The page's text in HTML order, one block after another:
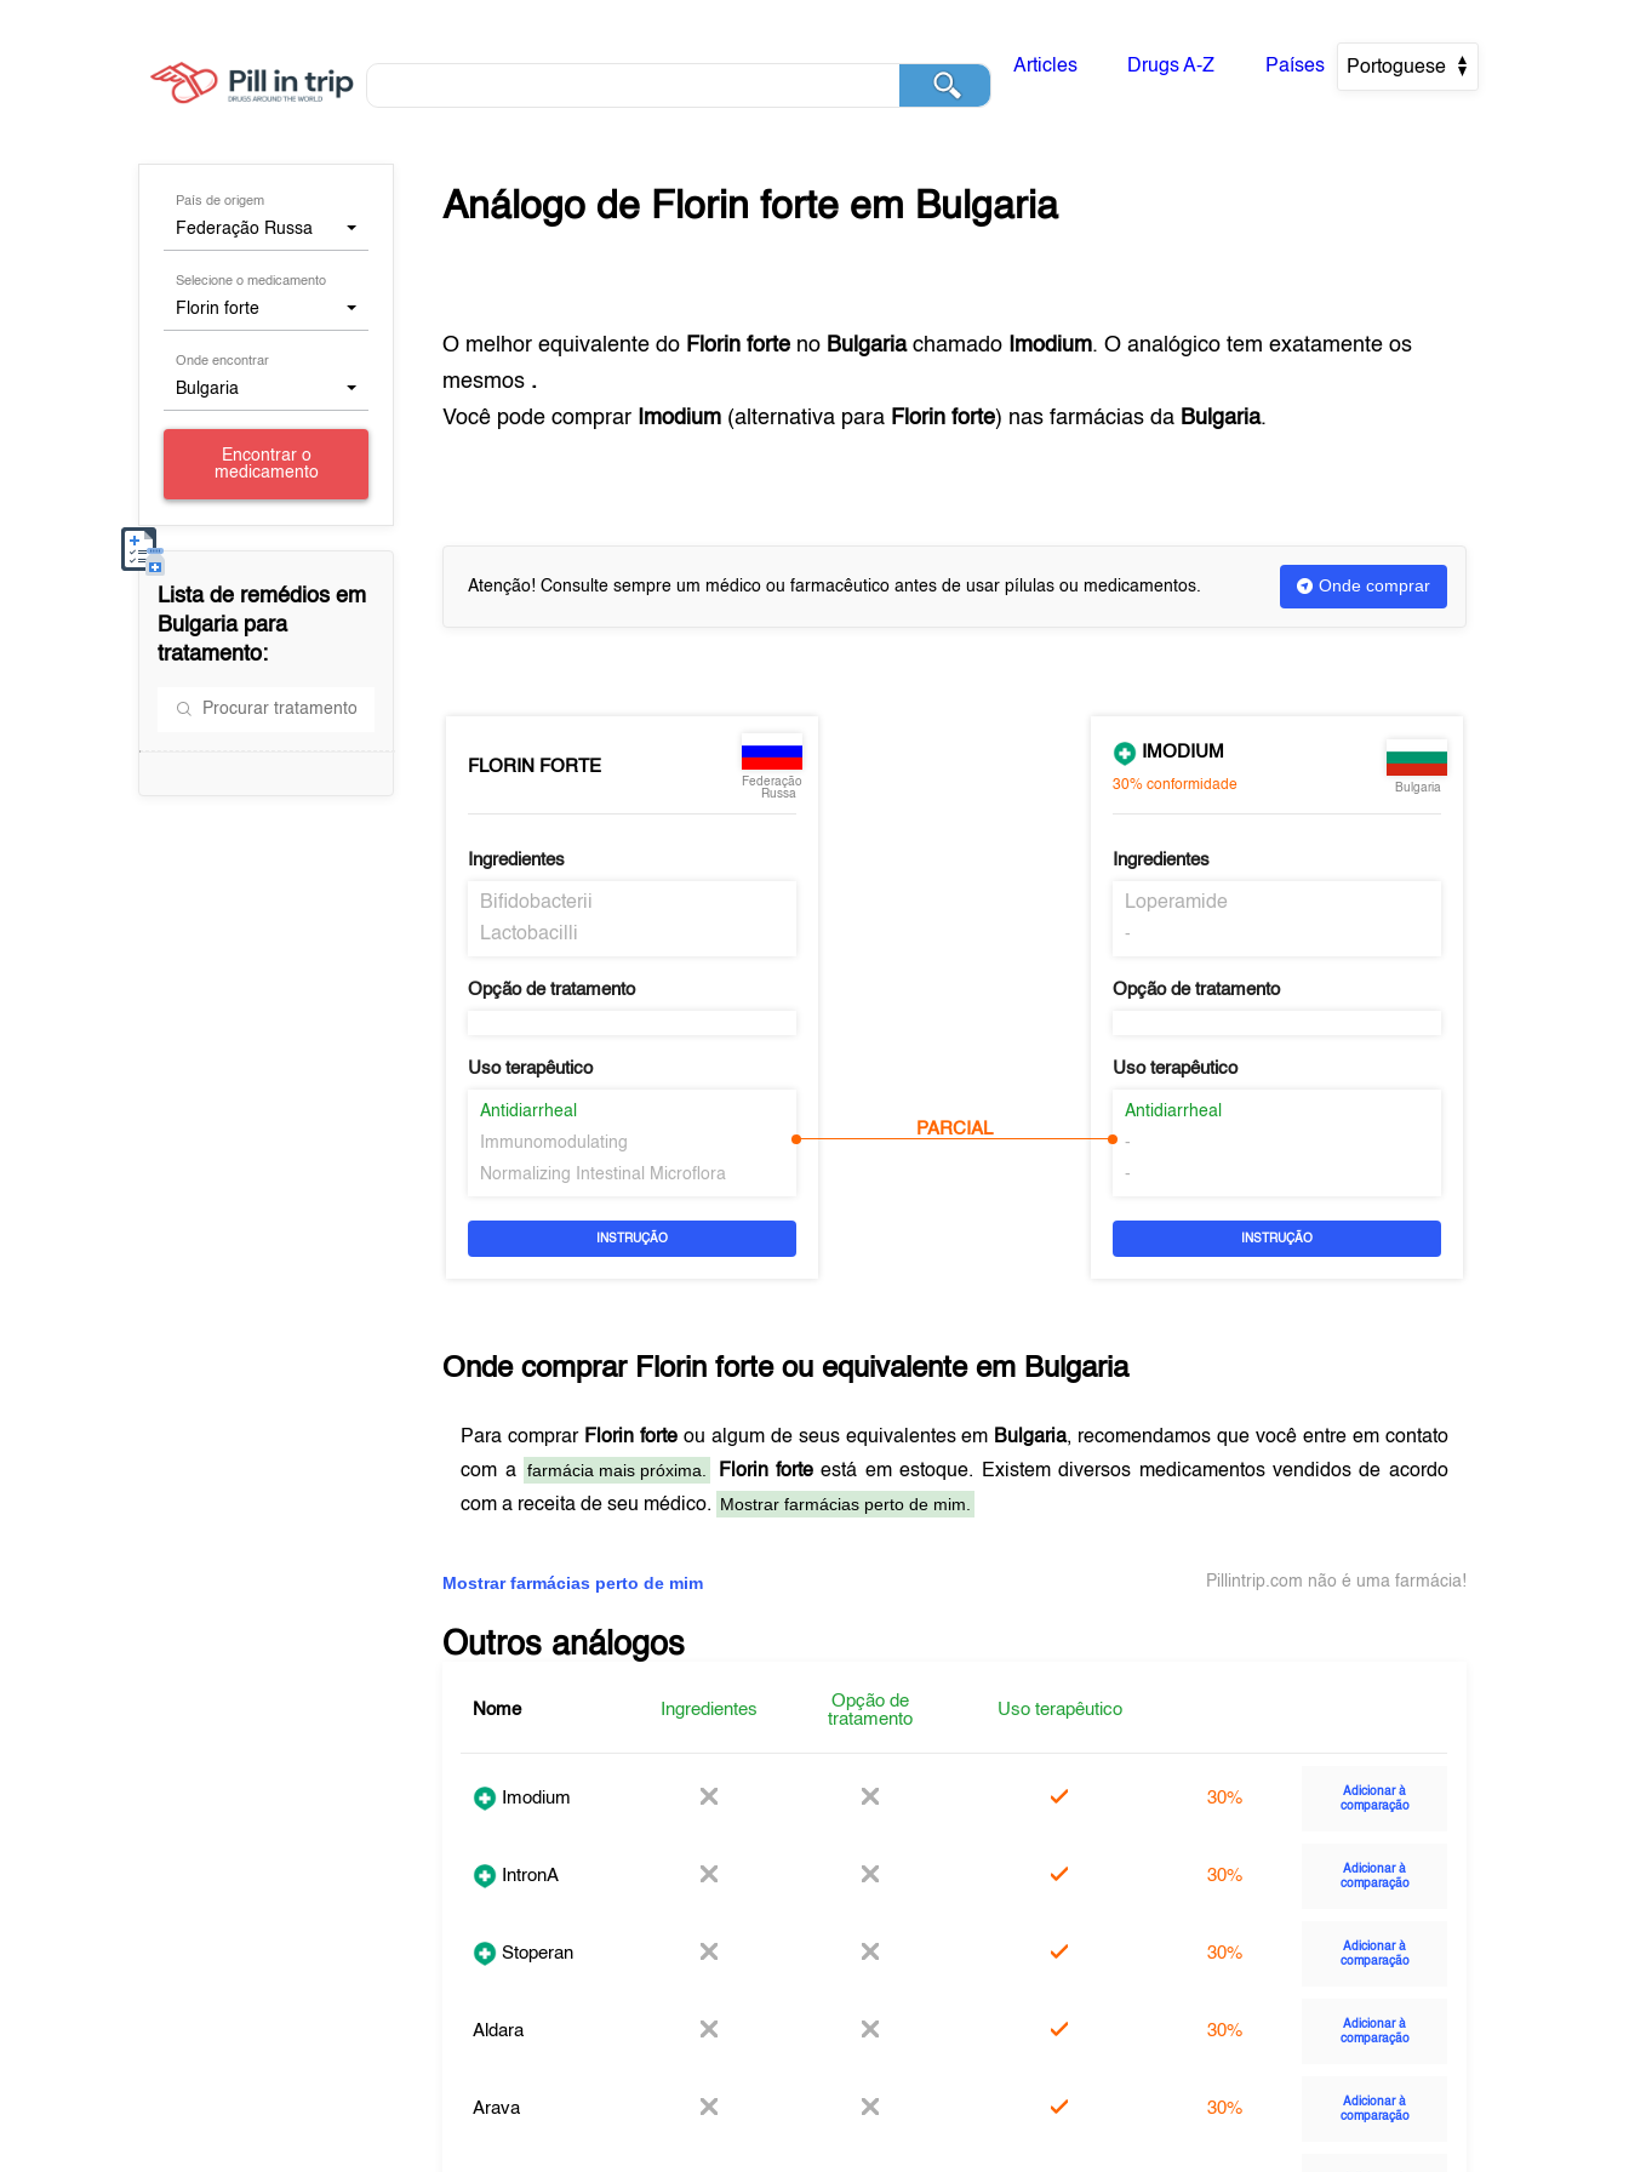
Articles Drugs A-Z Países Portoguese
País de origem
Federação Russa
Selecione o medicamento
Florin forte
Onde encontrar
Bulgaria
Encontrar o
medicamento
Lista de remédios em
Bulgariapara
tratamento:
Análogo de Florin forte em Bulgaria
O melhor equivalente do Florin forte no Bulgariachamado Imodium. O analógico tem exatamente os
mesmos .
Você pode comprar
Imodium (alternativa para Florin forte) nas farmácias da Bulgaria.
Atenção! Consulte sempre um médico ou farmacêutico antes de usar pílulas ou medicamentos. Onde comprar
FLORIN FORTE
Federação
Russa
Ingredientes
Bifidobacterii
Lactobacilli
Opção de tratamento
Uso terapêutico
Antidiarrheal
Immunomodulating
Normalizing Intestinal Microflora
INSTRUÇÃO
PARCIAL
IMODIUM
30% conformidade Bulgaria
Ingredientes
Loperamide
-
Opção de tratamento
Uso terapêutico
Antidiarrheal
-
-
INSTRUÇÃO
Onde comprar Florin forteou equivalente em Bulgaria
Para comprar Florin forte ou algum de seus equivalentes em Bulgaria, recomendamos que você entre em contato
com a farmácia mais próxima. Florin forte está em estoque. Existem diversos medicamentos vendidos de acordo
com a receita de seu médico. Mostrar farmácias perto de mim.
Mostrar farmácias perto de mim Pillintrip.com não é uma farmácia!
Outros análogos
Nome Ingredientes
Opção de
tratamento
Uso terapêutico
Imodium 30%
Adicionar à
comparação
IntronA 30%
Adicionar à
comparação
Stoperan 30%
Adicionar à
comparação
Aldara 30%
Adicionar à
comparação
Arava 30%
Adicionar à
comparação